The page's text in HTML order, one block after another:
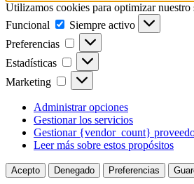
Utilizamos cookies para optimizar
Funcional
Funcional
Siempre activo
Preferencias
Preferencias
Estadísticas Estadísticas
Marketing Marketing
Administrar opciones
Gestionar los servicios
Gestionar {vendor_count}
Leer más sobre estos propósitos
Acepto Denegado Preferencias